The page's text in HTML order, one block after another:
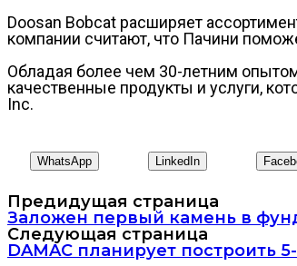
Doosan Bobcat расширяет
компании считают, что Пачини
Обладая более чем 30-летним
качественные продукты и услуги,
Inc.
WhatsApp LinkedIn
Предидущая страница
Заложен первый камень в
Следующая страница
DAMAC планирует построить